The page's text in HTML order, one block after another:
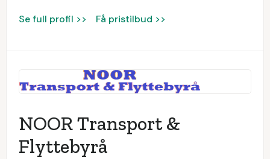
Se full profil >> Få pristilbud >>
NOOR Transport &
Flyttebyrå